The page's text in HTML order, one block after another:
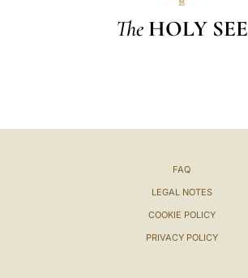
The HOLY SEE
FAQ
LEGAL NOTES
COOKIE POLICY
PRIVACY POLICY